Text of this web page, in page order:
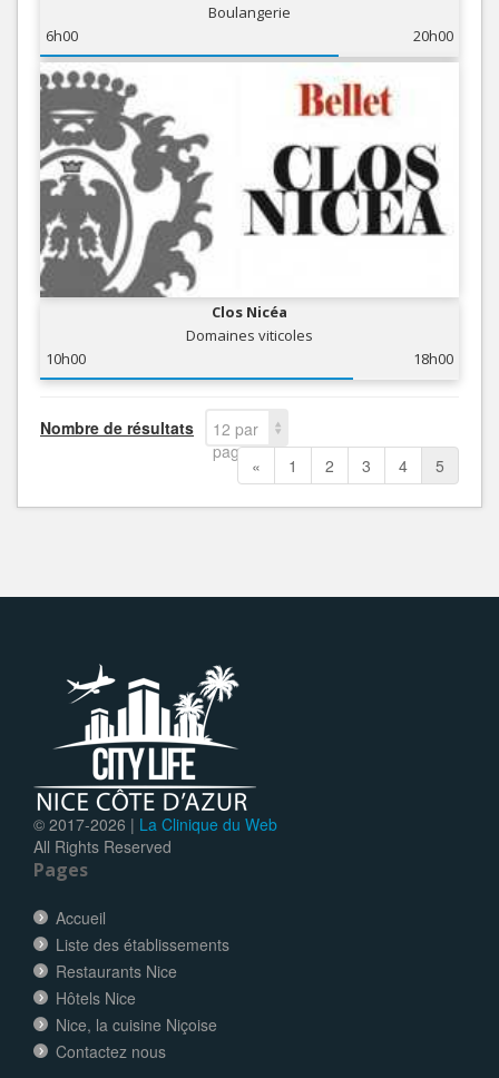
Boulangerie
6h00
20h00
Clos Nicéa
Domaines viticoles
10h00
18h00
Nombre de résultats
12 par
page
« 1 2 3 4 5
© 2017-2026 | La Clinique du Web
All Rights Reserved
Pages
Accueil
Liste des établissements
Restaurants Nice
Hôtels Nice
Nice, la cuisine Niçoise
Contactez nous